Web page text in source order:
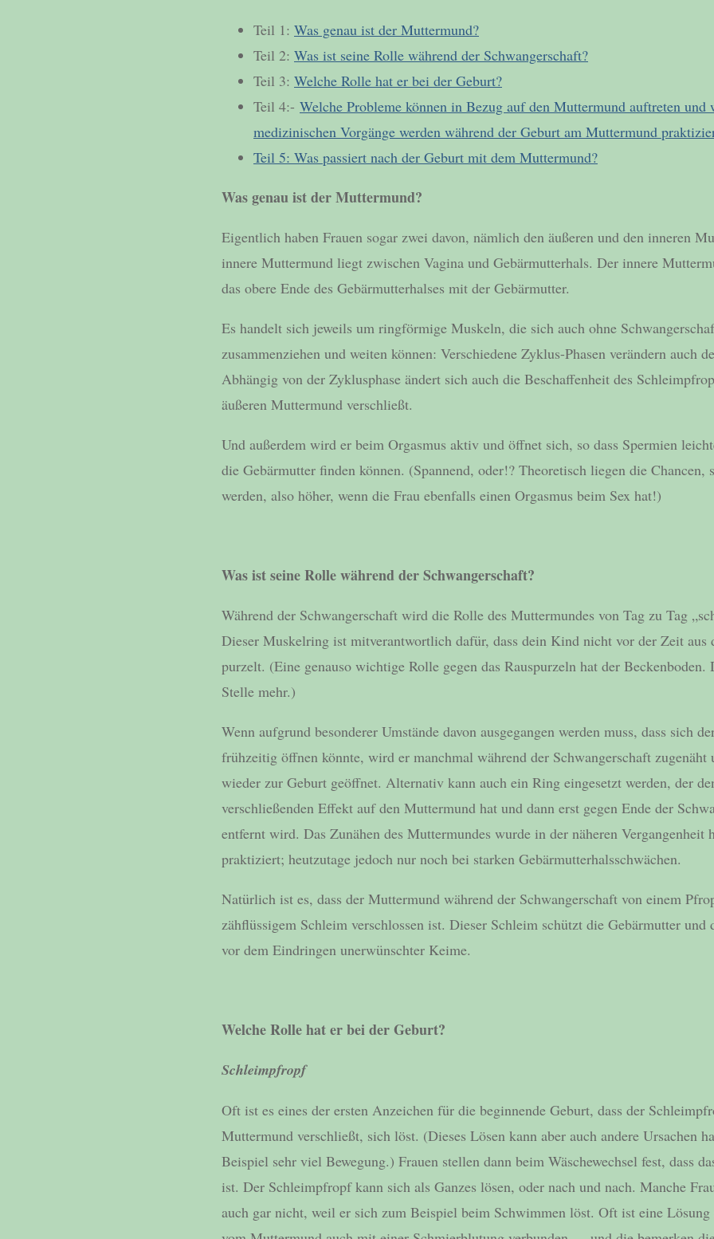
Teil 1: Was genau ist der Muttermund?
Teil 2: Was ist seine Rolle während der Schwangerschaft?
Teil 3: Welche Rolle hat er bei der Geburt?
Teil 4:- Welche Probleme können in Bezug auf den Muttermund auftreten und
medizinischen Vorgänge werden während der Geburt am Muttermund
Teil 5: Was passiert nach der Geburt mit dem Muttermund?
Was genau ist der Muttermund?
Eigentlich haben Frauen sogar zwei davon, nämlich den äußeren und den inneren
innere Muttermund liegt zwischen Vagina und Gebärmutterhals. Der innere
das obere Ende des Gebärmutterhalses mit der Gebärmutter.
Es handelt sich jeweils um ringförmige Muskeln, die sich auch ohne
zusammenziehen und weiten können: Verschiedene Zyklus-Phasen verändern auch
Abhängig von der Zyklusphase ändert sich auch die Beschaffenheit des
äußeren Muttermund verschließt.
Und außerdem wird er beim Orgasmus aktiv und öffnet sich, so dass Spermien
die Gebärmutter finden können. (Spannend, oder!? Theoretisch liegen die Chancen,
werden, also höher, wenn die Frau ebenfalls einen Orgasmus beim Sex hat!)
Was ist seine Rolle während der Schwangerschaft?
Während der Schwangerschaft wird die Rolle des Muttermundes von Tag zu Tag
Dieser Muskelring ist mitverantwortlich dafür, dass dein Kind nicht vor der Zeit aus
purzelt. (Eine genauso wichtige Rolle gegen das Rauspurzeln hat der Beckenboden.
Stelle mehr.)
Wenn aufgrund besonderer Umstände davon ausgegangen werden muss, dass sich
frühzeitig öffnen könnte, wird er manchmal während der Schwangerschaft zugenäht
wieder zur Geburt geöffnet. Alternativ kann auch ein Ring eingesetzt werden, der
verschließenden Effekt auf den Muttermund hat und dann erst gegen Ende der
entfernt wird. Das Zunähen des Muttermundes wurde in der näheren Vergangenheit
praktiziert; heutzutage jedoch nur noch bei starken Gebärmutterhalsschwächen.
Natürlich ist es, dass der Muttermund während der Schwangerschaft von einem
zähflüssigem Schleim verschlossen ist. Dieser Schleim schützt die Gebärmutter
vor dem Eindringen unerwünschter Keime.
Welche Rolle hat er bei der Geburt?
Schleimpfropf
Oft ist es eines der ersten Anzeichen für die beginnende Geburt, dass der
Muttermund verschließt, sich löst. (Dieses Lösen kann aber auch andere Ursachen
Beispiel sehr viel Bewegung.) Frauen stellen dann beim Wäschewechsel fest, dass
ist. Der Schleimpfropf kann sich als Ganzes lösen, oder nach und nach. Manche
auch gar nicht, weil er sich zum Beispiel beim Schwimmen löst. Oft ist eine Lösung